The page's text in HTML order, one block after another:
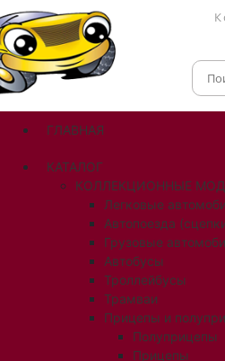
ГЛАВНАЯ
КАТАЛОГ
КОЛЛЕКЦИОННЫЕ
Легковые
Автопоезда
Грузовые
Автобусы
Троллейбусы
Трамваи
Прицепы и
Полуприцепы
Прицепы